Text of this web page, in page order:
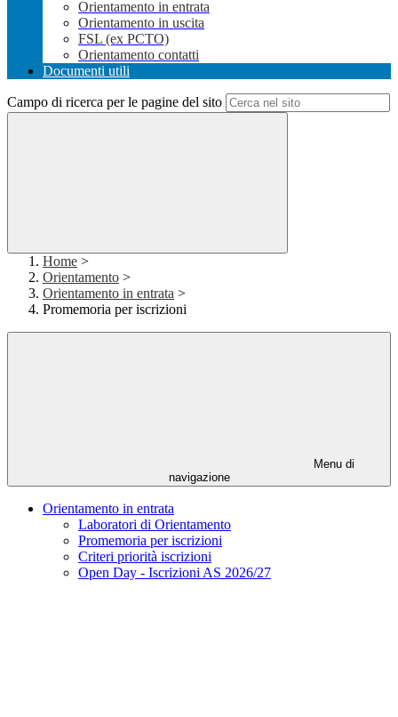
Orientamento in entrata
Orientamento in uscita
FSL (ex PCTO)
Orientamento contatti
Documenti utili
Campo di ricerca per le pagine del sito
Home >
Orientamento >
Orientamento in entrata >
Promemoria per iscrizioni
Menu di
navigazione
Orientamento in entrata
Laboratori di Orientamento
Promemoria per iscrizioni
Criteri priorità iscrizioni
Open Day - Iscrizioni AS 2026/27